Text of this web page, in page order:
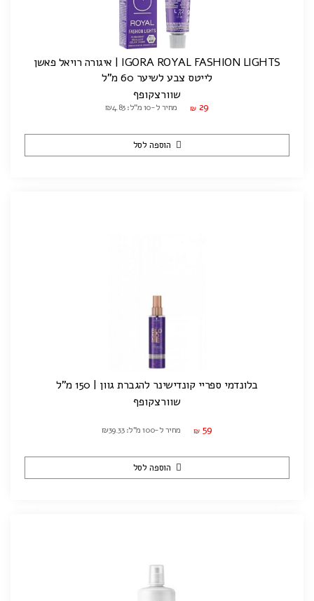
IGORA ROYAL FASHION LIGHTS | איגורה רויאל פאשן
לייטס צבע לשיער 60 מ"ל
שוורצקופף
₪ 29 מחיר ל-10 מ"ל: ₪4.83
הוספה לסל
בלונדמי ספריי קונדישינר להגברת גוון | 150 מ"ל
שוורצקופף
₪ 59 מחיר ל-100 מ"ל: ₪39.33
הוספה לסל